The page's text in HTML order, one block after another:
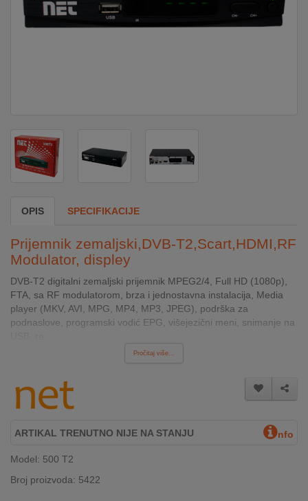
DOM
SECURITY
PC
GAME
INTERNO
BRENDOVI
U
OPIS SPECIFIKACIJE
Prijemnik zemaljski,DVB-T2,Scart,HDMI,RF
Modulator, displey
DVB-T2 digitalni zemaljski prijemnik MPEG2/4, Full HD (1080p),
FTA, sa RF modulatorom, brza i jednostavna instalacija, Media
player (MKV, AVI, MPG, MP4, MP3, JPEG), podrška za
podnaslove, programski vodić EPG, višejezični meni, snimanje na
Pročitaj više...
ARTIKAL TRENUTNO NIJE NA STANJU nfo
Model: 500 T2
Broj proizvoda: 5422